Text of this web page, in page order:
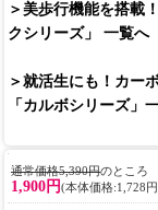
＞美歩行機能を搭載
クシリーズ」 一覧へ
＞就活生にも！カー
「カルボシリーズ」
通常価格5,390円のところ
1,900円(本体価格:1,728